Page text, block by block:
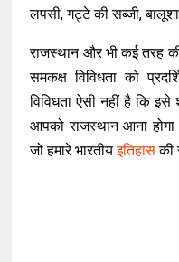
लपसी, गट्टे की सब्जी,
राजस्थान और भी कई तरह
समकक्ष विविधता को
विविधता ऐसी नहीं है कि
आपको राजस्थान आना
जो हमारे भारतीयइतिहासकी